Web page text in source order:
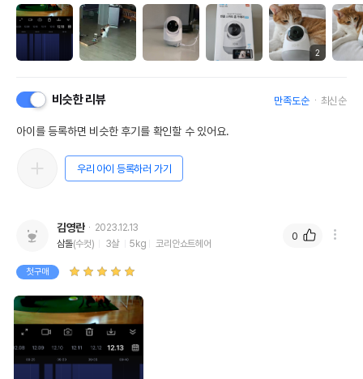
제조자,수입품의 경우
수입자를 함께 표기
주식회사 애니온넷
전화번호
유통기한이 최소 2026.12.06이거나 그
단, 상품명에 유통기한 명시된 경우, 해당
유통기한을 따릅니다.
2
비슷한 리뷰 만족도순 최신순
아이를 등록하면 비슷한 후기를 확인할 수 있어요.
우리 아이 등록하러 가기
김영란
2023.12.13
삼돌(수컷) 3살 5kg 코리안쇼트헤어
첫구매
0